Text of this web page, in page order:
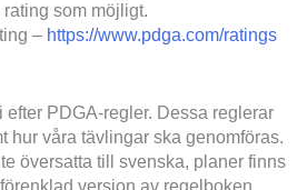
som möjligt.
– https://www.pdga.com/ratings
efter PDGA-regler. Dessa reglerar
hur våra tävlingar ska genomföras.
översatta till svenska, planer finns
version av regelboken